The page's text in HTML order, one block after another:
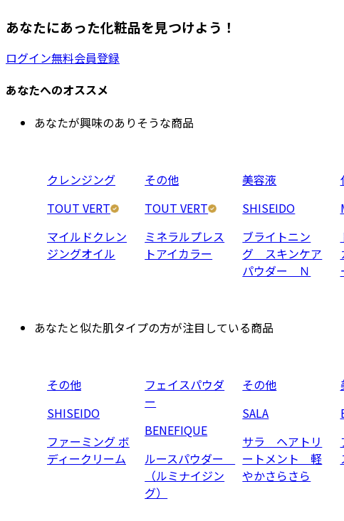
あなたにあった化粧品を見つけよう！
ログイン無料会員登録
あなたへのオススメ
あなたが興味のありそうな商品
クレンジング
TOUT VERT
マイルドクレン
ジングオイル
その他
TOUT VERT
ミネラルプレス
トアイカラー
美容液
SHISEIDO
ブライトニン
グ スキンケア
パウダー Ｎ
あなたと似た肌タイプの方が注目している商品
その他
SHISEIDO
ファーミング ボ
ディークリーム
フェイスパウダ
ー
BENEFIQUE
ルースパウダー
（ルミナイジン
グ）
その他
SALA
サラ ヘアトリ
ートメント 軽
やかさらさら